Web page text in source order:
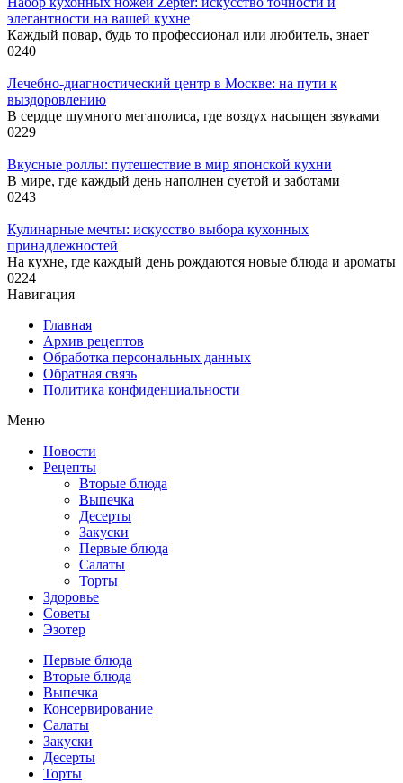
элегантности на вашей кухне
Каждый повар, будь то профессионал или любитель, знает
0240
Лечебно-диагностический центр в Москве: на пути к
выздоровлению
В сердце шумного мегаполиса, где воздух насыщен звуками
0229
Вкусные роллы: путешествие в мир японской кухни
В мире, где каждый день наполнен суетой и заботами
0243
Кулинарные мечты: искусство выбора кухонных
принадлежностей
На кухне, где каждый день рождаются новые блюда и ароматы
0224
Навигация
Главная
Архив рецептов
Обработка персональных данных
Обратная связь
Политика конфиденциальности
Меню
Новости
Рецепты
Вторые блюда
Выпечка
Десерты
Закуски
Первые блюда
Салаты
Торты
Здоровье
Советы
Эзотер
Первые блюда
Вторые блюда
Выпечка
Консервирование
Салаты
Закуски
Десерты
Торты